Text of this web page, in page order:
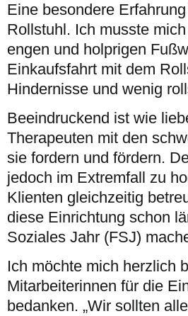
Eine besondere
Rollstuhl. Ich musste
engen und holprigen
Einkaufsfahrt mit dem
Hindernisse und wenig
Beeindruckend ist wie
Therapeuten mit den
sie fordern und fördern.
jedoch im Extremfall zu
Klienten gleichzeitig
diese Einrichtung schon
Soziales Jahr (FSJ)
Ich möchte mich herzlich
Mitarbeiterinnen für die
bedanken. „Wir sollten